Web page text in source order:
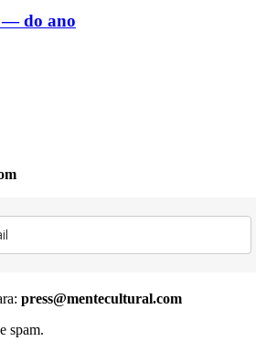
— do ano
press@mentecultural.com
spam.